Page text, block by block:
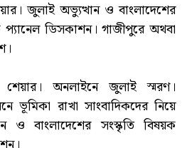
জুলাই অভ্যুত্থান ও বাংলাদেশের
প্যানেল ডিসকাশন। গাজীপুরে অথবা
অনলাইনে জুলাই স্মরণ।
ভূমিকা রাখা সাংবাদিকদের নিয়ে
ও বাংলাদেশের সংস্কৃতি বিষয়ক